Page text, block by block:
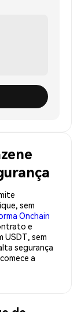
sem
Onchain
e
USDT, sem
segurança
a